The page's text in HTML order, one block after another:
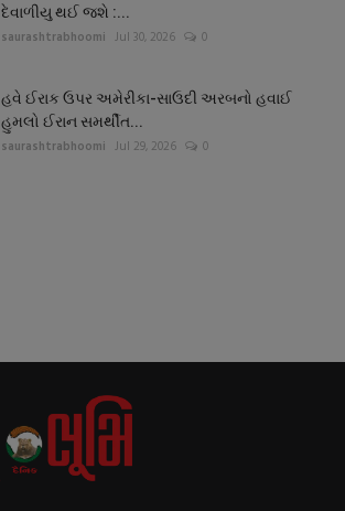
દેવાળીયુ થઈ જશે :...
saurashtrabhoomi Jul 30, 2026 0
હવે ઈરાક ઉપર અમેરીકા-સાઉદી અરબનો હવાઈ
હુમલો ઈરાન સમર્થીત...
saurashtrabhoomi Jul 29, 2026 0